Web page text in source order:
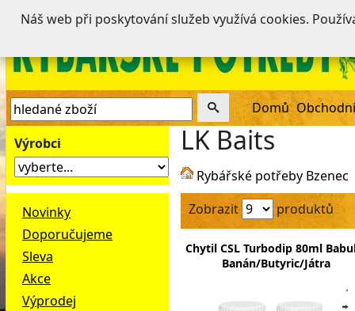
Domů
Výrobci
Novinky
Doporučujeme
Sleva
Akce
Výprodej
LK Baits
Rybářské potřeby Bzenec
Zobrazit
produktů
Chytil CSL Turbodip 80ml
Banán/Butyric/Játra
Náš web při poskytování služeb využívá cookies.